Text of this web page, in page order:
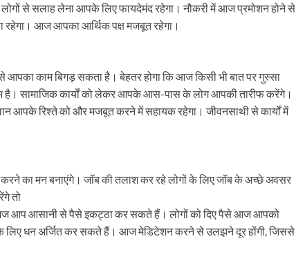
से सलाह लेना आपके लिए फायदेमंद रहेगा। नौकरी में आज प्रमोशन होने से
रहेगा। आज आपका आर्थिक पक्ष मजबूत रहेगा।
काम बिगड़ सकता है। बेहतर होगा कि आज किसी भी बात पर गुस्सा
है। सामाजिक कार्यों को लेकर आपके आस-पास के लोग आपकी तारीफ करेंगे।
आपके रिश्ते को और मजबूत करने में सहायक रहेगा। जीवनसाथी से कार्यों में
का मन बनाएंगे। जॉब की तलाश कर रहे लोगों के लिए जॉब के अच्छे अवसर
तो
आप आसानी से पैसे इकट्ठा कर सकते हैं। लोगों को दिए पैसे आज आपको
लिए धन अर्जित कर सकते हैं। आज मेडिटेशन करने से उलझने दूर होंगी, जिससे